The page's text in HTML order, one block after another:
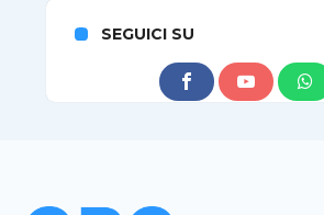
SEGUICI SU